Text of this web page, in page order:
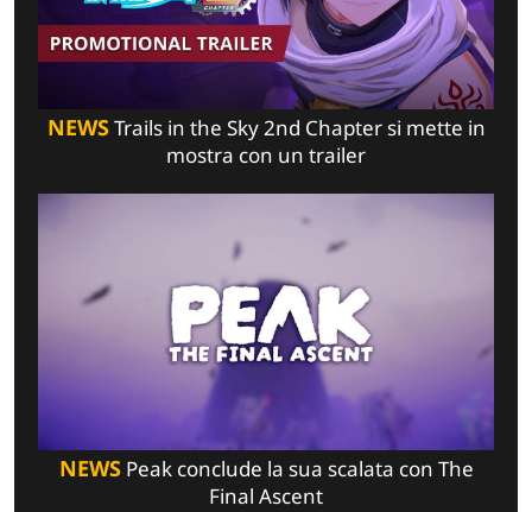
NEWSTrails in the Sky 2nd Chapter si mette in
mostra con un trailer
NEWSPeak conclude la sua scalata con The
Final Ascent